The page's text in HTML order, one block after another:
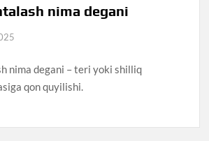
nima degani
nima degani – teri yoki shilliq
qon quyilishi.